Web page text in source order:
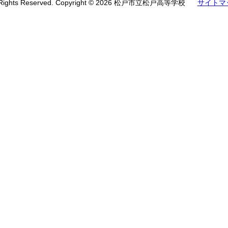
Reserved. Copyright © 2026 松戸市立松戸高等学校 サイトマ